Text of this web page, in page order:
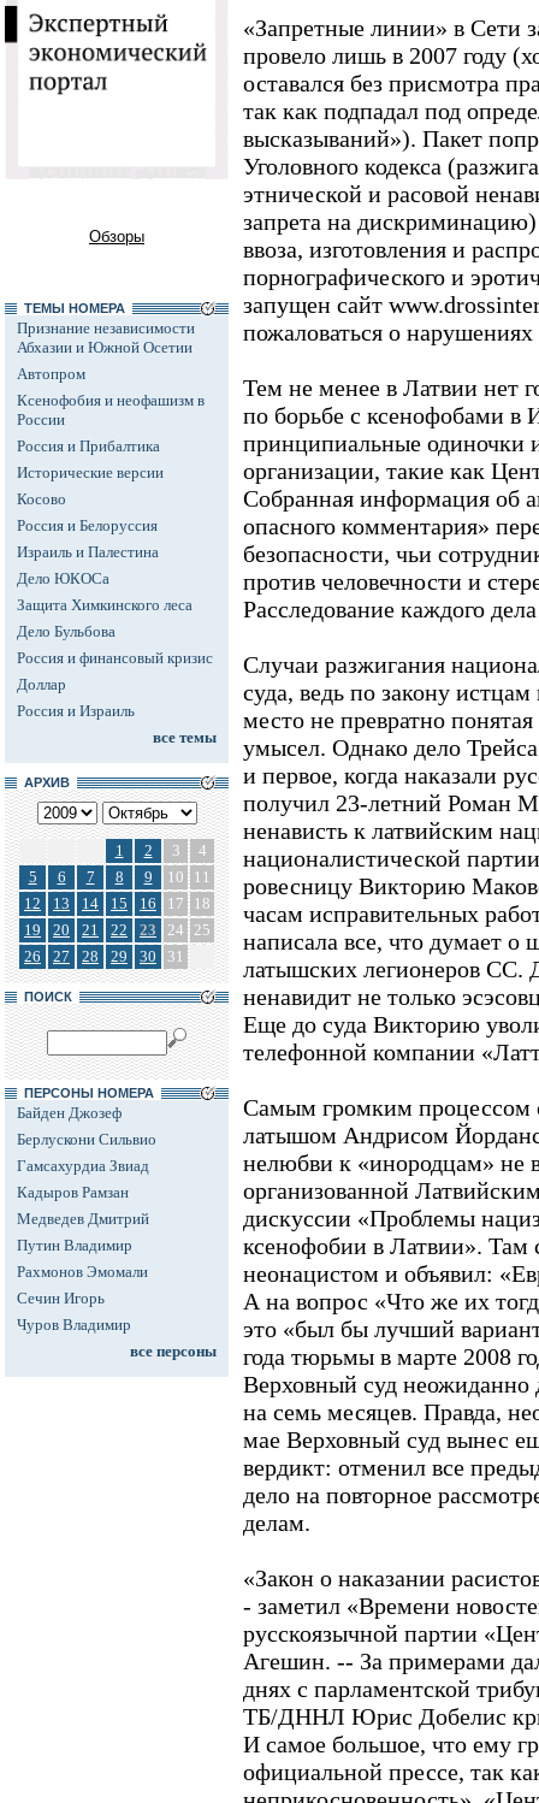
Обзоры
ТЕМЫ НОМЕРА
Признание независимости
Абхазии и Южной Осетии
Автопром
Ксенофобия и неофашизм в
России
Россия и Прибалтика
Исторические версии
Косово
Россия и Белоруссия
Израиль и Палестина
Дело ЮКОСа
Защита Химкинского леса
Дело Бульбова
Россия и финансовый кризис
Доллар
Россия и Израиль
все темы
АРХИВ
1 2 3
4
5
6 7 8 9 10
11
12
13 14 15 16 17
18
19
20 21 22 23 24 25
26
27 28 29 30 31
ПОИСК
ПЕРСОНЫ НОМЕРА
Байден Джозеф
Берлускони Сильвио
Гамсахурдиа Звиад
Кадыров Рамзан
Медведев Дмитрий
Путин Владимир
Рахмонов Эмомали
Сечин Игорь
Чуров Владимир
все персоны
«Запретные линии» в Сети
провело лишь в 2007 году
оставался без присмотра
так как подпадал под
высказываний»). Пакет
Уголовного кодекса
этнической и расовой
запрета на
ввоза, изготовления и
порнографического и
запущен сайт
пожаловаться о
Тем не менее в Латвии нет
по борьбе с ксенофобами в
принципиальные одиночки
организации, такие как
Собранная информация об
опасного комментария»
безопасности, чьи
против человечности и
Расследование каждого
Случаи разжигания
суда, ведь по закону
место не превратно
умысел. Однако дело Трейса
и первое, когда наказали
получил 23-летний Роман
ненависть к латвийским
националистической
ровесницу Викторию
часам исправительных
написала все, что думает о
латышских легионеров СС.
ненавидит не только
Еще до суда Викторию
телефонной компании
Самым громким процессом
латышом Андрисом
нелюбви к «инородцам» не
организованной
дискуссии «Проблемы
ксенофобии в Латвии». Там
неонацистом и объявил:
А на вопрос «Что же их
это «был бы лучший
года тюрьмы в марте 2008
Верховный суд неожиданно
на семь месяцев. Правда,
мае Верховный суд вынес
вердикт: отменил все
дело на повторное
делам.
«Закон о наказании
- заметил «Времени
русскоязычной партии
Агешин. -- За примерами
днях с парламентской
ТБ/ДННЛ Юрис Добелис
И самое большое, что ему
официальной прессе, так